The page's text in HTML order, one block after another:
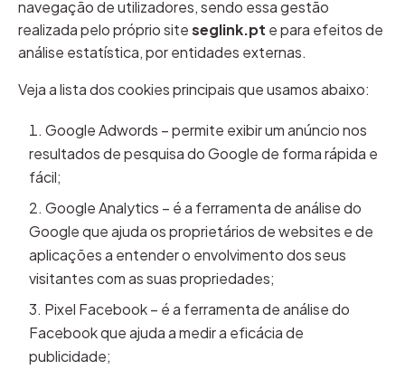
navegação de utilizadores, sendo essa gestão
realizada pelo próprio siteseglink.pt e para efeitos de
análise estatística, por entidades externas.
Veja a lista dos cookies principais que usamos abaixo:
Google Adwords – permite exibir um anúncio nos
resultados de pesquisa do Google de forma rápida e
fácil;
Google Analytics – é a ferramenta de análise do
Google que ajuda os proprietários de websites e de
aplicações a entender o envolvimento dos seus
visitantes com as suas propriedades;
Pixel Facebook – é a ferramenta de análise do
Facebook que ajuda a medir a eficácia de
publicidade;